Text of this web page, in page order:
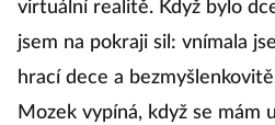
virtuální realitě. Když bylo
jsem na pokraji sil: vnímala
hrací dece a
Mozek vypíná, když se mám